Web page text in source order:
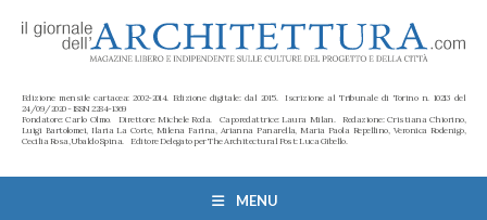
Edizione mensile cartacea: 2002-2014. Edizione digitale: dal 2015. Iscrizione al Tribunale di Torino n. 10213 del
24/09/2020 - ISSN 2284-1369
Fondatore: Carlo Olmo. Direttore: Michele Roda. Caporedattrice: Laura Milan. Redazione: Cristiana Chiorino,
Luigi Bartolomei, Ilaria La Corte, Milena Farina, Arianna Panarella, Maria Paola Repellino, Veronica Rodenigo,
Cecilia Rosa, Ubaldo Spina. Editore Delegato per The Architectural Post: Luca Gibello.
MENU